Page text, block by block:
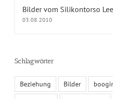
Bilder vom Silikontorso
03.08.2010
Schlagwörter
Beziehung Bilder
Datenschutz
KALENDER
August